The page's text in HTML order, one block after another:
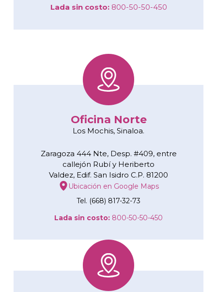
Lada sin costo:800-50-50-450
Oficina Norte
Los Mochis, Sinaloa.
Zaragoza 444 Nte, Desp. #409, entre
callejón Rubí y Heriberto
Valdez, Edif. San Isidro C.P. 81200
Ubicación en Google Maps
Tel. (668) 817-32-73
Lada sin costo: 800-50-50-450